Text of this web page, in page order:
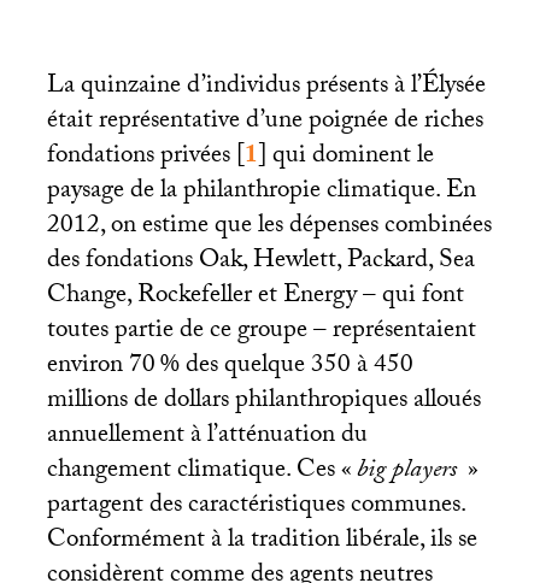
La quinzaine d’individus présents à l’Élysée
était représentative d’une poignée de riches
fondations privées[1]qui dominent le
paysage de la philanthropie climatique. En
2012, on estime que les dépenses combinées
des fondations Oak, Hewlett, Packard, Sea
Change, Rockefeller et Energy – qui font
toutes partie de ce groupe – représentaient
environ 70% des quelque 350 à 450
millions de dollars philanthropiques alloués
annuellement à l’atténuation du
changement climatique. Ces «big players »
partagent des caractéristiques communes.
Conformément à la tradition libérale, ils se